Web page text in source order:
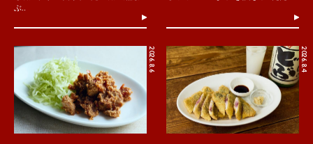
ぶ..
2026.8.6 2026.8.4